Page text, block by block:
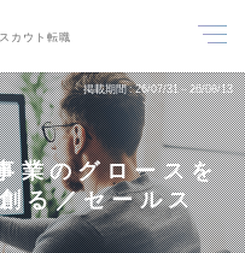
カウト転職
掲載期間 26/07/31～26/08/13
業のグロースを
る／セールス